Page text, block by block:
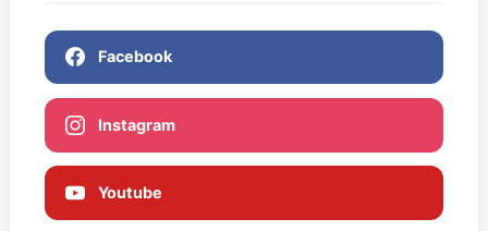
Facebook
Instagram
Youtube